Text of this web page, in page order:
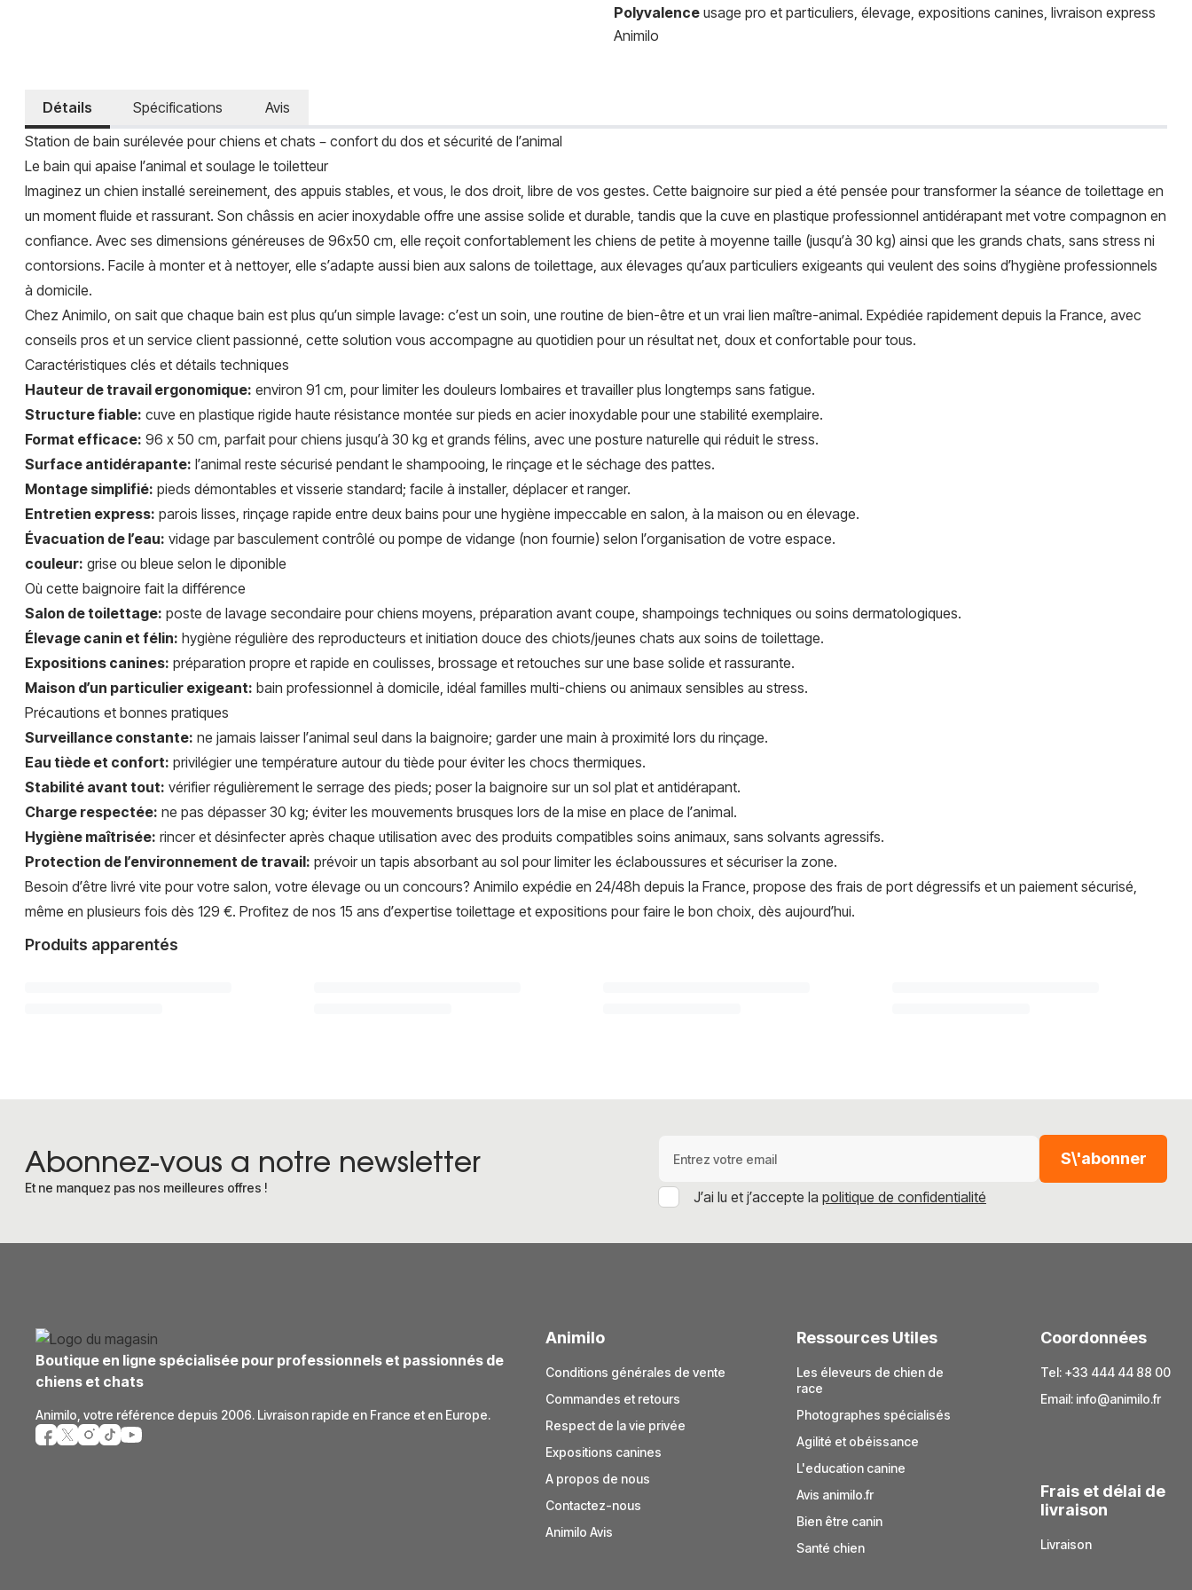
Polyvalence usage pro et particuliers, élevage, expositions canines, livraison express
Animilo
Détails Spécifications
Avis
Station de bain surélevée pour chiens et chats – confort du dos et sécurité de l’animal
Le bain qui apaise l’animal et soulage le toiletteur
Imaginez un chien installé sereinement, des appuis stables, et vous, le dos droit, libre de vos gestes. Cette baignoire sur pied a été pensée pour transformer la séance de toilettage en
un moment fluide et rassurant. Son châssis en acier inoxydable offre une assise solide et durable, tandis que la cuve en plastique professionnel antidérapant met votre compagnon en
confiance. Avec ses dimensions généreuses de 96x50 cm, elle reçoit confortablement les chiens de petite à moyenne taille (jusqu’à 30 kg) ainsi que les grands chats, sans stress ni
contorsions. Facile à monter et à nettoyer, elle s’adapte aussi bien aux salons de toilettage, aux élevages qu’aux particuliers exigeants qui veulent des soins d’hygiène professionnels
à domicile.
Chez Animilo, on sait que chaque bain est plus qu’un simple lavage: c’est un soin, une routine de bien-être et un vrai lien maître-animal. Expédiée rapidement depuis la France, avec
conseils pros et un service client passionné, cette solution vous accompagne au quotidien pour un résultat net, doux et confortable pour tous.
Caractéristiques clés et détails techniques
Hauteur de travail ergonomique: environ 91 cm, pour limiter les douleurs lombaires et travailler plus longtemps sans fatigue.
Structure fiable: cuve en plastique rigide haute résistance montée sur pieds en acier inoxydable pour une stabilité exemplaire.
Format efficace: 96 x 50 cm, parfait pour chiens jusqu’à 30 kg et grands félins, avec une posture naturelle qui réduit le stress.
Surface antidérapante: l’animal reste sécurisé pendant le shampooing, le rinçage et le séchage des pattes.
Montage simplifié: pieds démontables et visserie standard; facile à installer, déplacer et ranger.
Entretien express: parois lisses, rinçage rapide entre deux bains pour une hygiène impeccable en salon, à la maison ou en élevage.
Évacuation de l’eau: vidage par basculement contrôlé ou pompe de vidange (non fournie) selon l’organisation de votre espace.
couleur: grise ou bleue selon le diponible
Où cette baignoire fait la différence
Salon de toilettage: poste de lavage secondaire pour chiens moyens, préparation avant coupe, shampoings techniques ou soins dermatologiques.
Élevage canin et félin: hygiène régulière des reproducteurs et initiation douce des chiots/jeunes chats aux soins de toilettage.
Expositions canines: préparation propre et rapide en coulisses, brossage et retouches sur une base solide et rassurante.
Maison d’un particulier exigeant: bain professionnel à domicile, idéal familles multi-chiens ou animaux sensibles au stress.
Précautions et bonnes pratiques
Surveillance constante: ne jamais laisser l’animal seul dans la baignoire; garder une main à proximité lors du rinçage.
Eau tiède et confort: privilégier une température autour du tiède pour éviter les chocs thermiques.
Stabilité avant tout: vérifier régulièrement le serrage des pieds; poser la baignoire sur un sol plat et antidérapant.
Charge respectée: ne pas dépasser 30 kg; éviter les mouvements brusques lors de la mise en place de l’animal.
Hygiène maîtrisée: rincer et désinfecter après chaque utilisation avec des produits compatibles soins animaux, sans solvants agressifs.
Protection de l’environnement de travail: prévoir un tapis absorbant au sol pour limiter les éclaboussures et sécuriser la zone.
Besoin d’être livré vite pour votre salon, votre élevage ou un concours? Animilo expédie en 24/48h depuis la France, propose des frais de port dégressifs et un paiement sécurisé,
même en plusieurs fois dès 129 €. Profitez de nos 15 ans d’expertise toilettage et expositions pour faire le bon choix, dès aujourd’hui.
Produits apparentés
Abonnez-vous a notre newsletter
Et ne manquez pas nos meilleures offres !
S\'abonner
J’ai lu et j’accepte la politique de confidentialité
Boutique en ligne spécialisée pour professionnels et passionnés de
chiens et chats
Animilo, votre référence depuis 2006. Livraison rapide en France et en Europe.
Animilo
Conditions générales de vente
Commandes et retours
Respect de la vie privée
Expositions canines
A propos de nous
Contactez-nous
Animilo Avis
Ressources Utiles
Les éleveurs de chien de
race
Photographes spécialisés
Agilité et obéissance
L'education canine
Avis animilo.fr
Bien être canin
Santé chien
Coordonnées
Tel: +33 444 44 88 00
Email: info@animilo.fr
Frais et délai de
livraison
Livraison